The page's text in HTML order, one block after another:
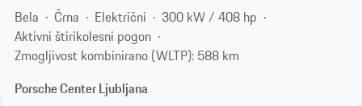
Bela
Črna Električni
300 kW / 408 hp
Aktivni štirikolesni pogon
Zmogljivost kombinirano (WLTP): 588 km
Porsche Center Ljubljana